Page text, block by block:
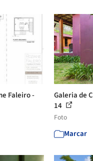
Faleiro -
Galeria de
14
Foto
Marcar